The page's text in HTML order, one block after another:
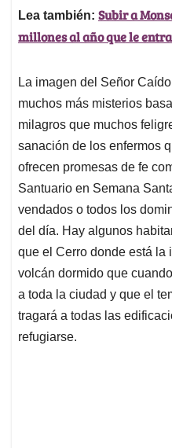
Lea también: Subir a
millones al año que le
La imagen del Señor
muchos más misterios
milagros que muchos
sanación de los enfermos
ofrecen promesas de fe
Santuario en Semana
vendados o todos los
del día. Hay algunos
que el Cerro donde está la
volcán dormido que
a toda la ciudad y que el
tragará a todas las
refugiarse.